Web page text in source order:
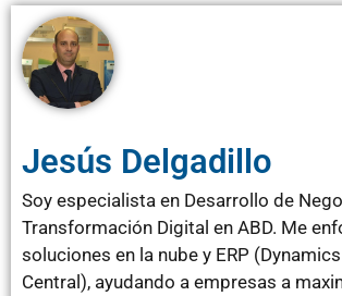
Jesús Delgadillo
Soy especialista en Desarrollo de
Transformación Digital en ABD. Me
soluciones en la nube y ERP
Central), ayudando a empresas a